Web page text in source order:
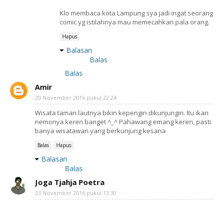
Klo membaca kota Lampung sya jadi ingat seorang
comic yg istilahnya mau memecahkan pala orang.
Hapus
Balasan
Balas
Balas
Amir
20 November 2016 pukul 22.24
Wisata taman lautnya bikin kepengin dikunjungin. Itu ikan
nemonya keren banget ^_^ Pahawang emang keren, pasti
banya wisatawan yang berkunjung kesana
Balas Hapus
Balasan
Balas
Joga Tjahja Poetra
23 November 2016 pukul 13.30